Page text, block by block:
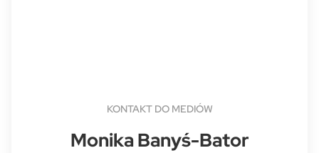
KONTAKT DO MEDIÓW
Monika Banyś-Bator